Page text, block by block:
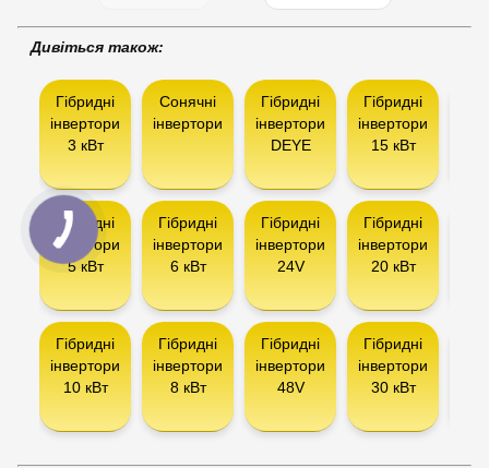
Дивіться також:
Гібридні
інвертори
3 кВт
Сонячні
інвертори
Гібридні
інвертори
DEYE
Гібридні
інвертори
15 кВт
Гібридні
інвертори
5 кВт
Гібридні
інвертори
6 кВт
Гібридні
інвертори
24V
Гібридні
інвертори
20 кВт
Гібридні
інвертори
10 кВт
Гібридні
інвертори
8 кВт
Гібридні
інвертори
48V
Гібридні
інвертори
30 кВт